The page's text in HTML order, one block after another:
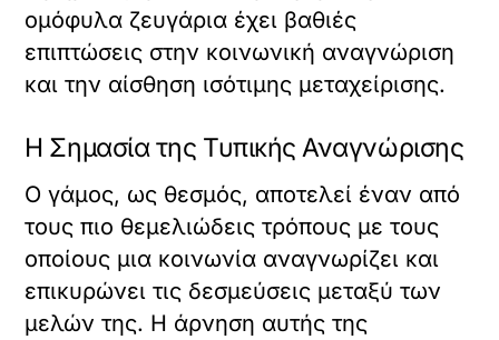
ομόφυλα ζευγάρια έχει βαθιές
επιπτώσεις στην κοινωνική αναγνώριση
και την αίσθηση ισότιμης μεταχείρισης.
Η Σημασία της Τυπικής Αναγνώρισης
Ο γάμος, ως θεσμός, αποτελεί έναν από
τους πιο θεμελιώδεις τρόπους με τους
οποίους μια κοινωνία αναγνωρίζει και
επικυρώνει τις δεσμεύσεις μεταξύ των
μελών της. Η άρνηση αυτής της